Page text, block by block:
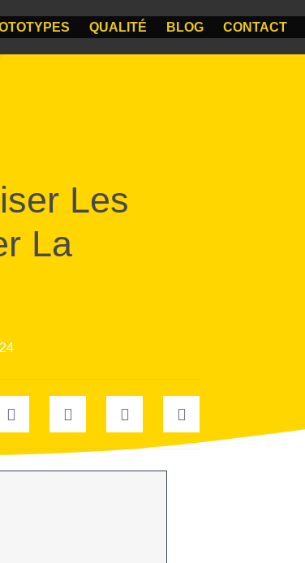
QUALITÉ BLOG CONTACT
Les
La